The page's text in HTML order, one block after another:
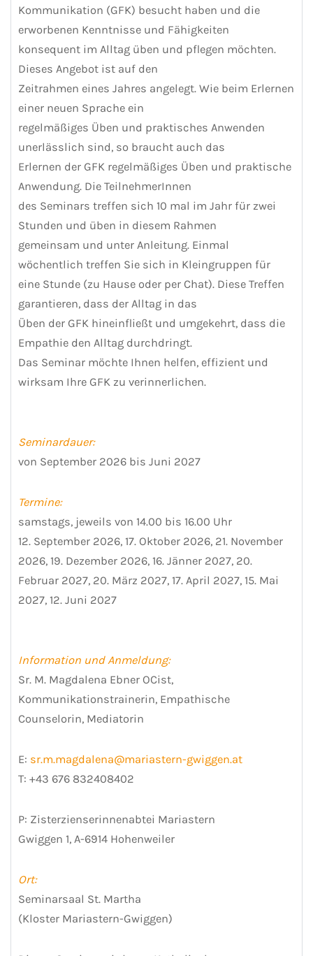
Kommunikation (GFK) besucht haben und die
erworbenen Kenntnisse und Fähigkeiten
konsequent im Alltag üben und pflegen möchten.
Dieses Angebot ist auf den
Zeitrahmen eines Jahres angelegt. Wie beim Erlernen
einer neuen Sprache ein
regelmäßiges Üben und praktisches Anwenden
unerlässlich sind, so braucht auch das
Erlernen der GFK regelmäßiges Üben und praktische
Anwendung. Die TeilnehmerInnen
des Seminars treffen sich 10 mal im Jahr für zwei
Stunden und üben in diesem Rahmen
gemeinsam und unter Anleitung. Einmal
wöchentlich treffen Sie sich in Kleingruppen für
eine Stunde (zu Hause oder per Chat). Diese Treffen
garantieren, dass der Alltag in das
Üben der GFK hineinfließt und umgekehrt, dass die
Empathie den Alltag durchdringt.
Das Seminar möchte Ihnen helfen, effizient und
wirksam Ihre GFK zu verinnerlichen.
Seminardauer:
von September 2026 bis Juni 2027
Termine:
samstags, jeweils von 14.00 bis 16.00 Uhr
12. September 2026, 17. Oktober 2026, 21. November
2026, 19. Dezember 2026, 16. Jänner 2027, 20.
Februar 2027, 20. März 2027, 17. April 2027, 15. Mai
2027, 12. Juni 2027
Information und Anmeldung:
Sr. M. Magdalena Ebner OCist,
Kommunikationstrainerin, Empathische
Counselorin, Mediatorin
E: sr.m.magdalena@mariastern-gwiggen.at
T: +43 676 832408402
P: Zisterzienserinnenabtei Mariastern
Gwiggen 1, A-6914 Hohenweiler
Ort:
Seminarsaal St. Martha
(Kloster Mariastern-Gwiggen)